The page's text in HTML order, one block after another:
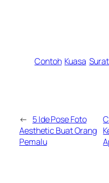
Contoh Kuasa Surat
← 5 Ide Pose Foto
Aesthetic Buat Orang
Pemalu